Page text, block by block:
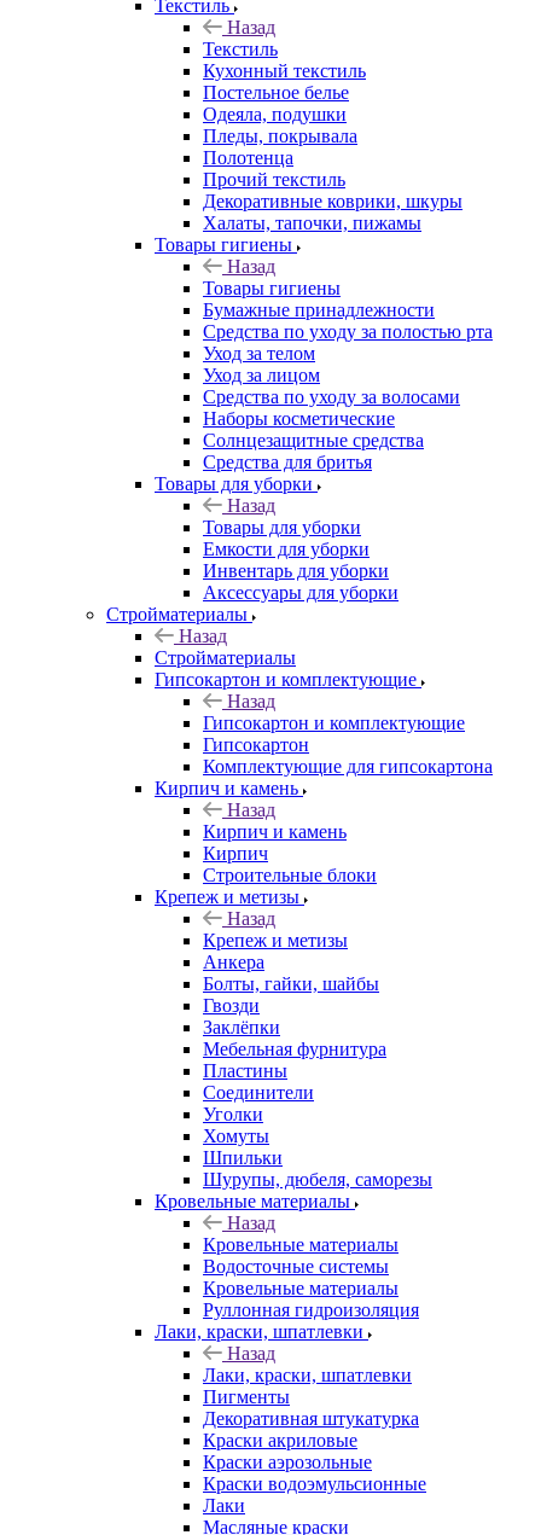
Текстиль
Назад
Текстиль
Кухонный текстиль
Постельное белье
Одеяла, подушки
Пледы, покрывала
Полотенца
Прочий текстиль
Декоративные коврики, шкуры
Халаты, тапочки, пижамы
Товары гигиены
Назад
Товары гигиены
Бумажные принадлежности
Средства по уходу за полостью рта
Уход за телом
Уход за лицом
Средства по уходу за волосами
Наборы косметические
Солнцезащитные средства
Средства для бритья
Товары для уборки
Назад
Товары для уборки
Емкости для уборки
Инвентарь для уборки
Аксессуары для уборки
Стройматериалы
Назад
Стройматериалы
Гипсокартон и комплектующие
Назад
Гипсокартон и комплектующие
Гипсокартон
Комплектующие для гипсокартона
Кирпич и камень
Назад
Кирпич и камень
Кирпич
Строительные блоки
Крепеж и метизы
Назад
Крепеж и метизы
Анкера
Болты, гайки, шайбы
Гвозди
Заклёпки
Мебельная фурнитура
Пластины
Соединители
Уголки
Хомуты
Шпильки
Шурупы, дюбеля, саморезы
Кровельные материалы
Назад
Кровельные материалы
Водосточные системы
Кровельные материалы
Руллонная гидроизоляция
Лаки, краски, шпатлевки
Назад
Лаки, краски, шпатлевки
Пигменты
Декоративная штукатурка
Краски акриловые
Краски аэрозольные
Краски водоэмульсионные
Лаки
Масляные краски